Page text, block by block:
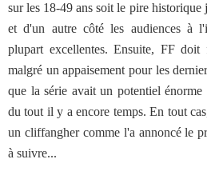
sur les 18-49 ans soit le pire historique
et d'un autre côté les audiences à
plupart excellentes. Ensuite, FF
malgré un appaisement pour les
que la série avait un potentiel
du tout il y a encore temps. En tout
un cliffangher comme l'a annoncé le
à suivre...